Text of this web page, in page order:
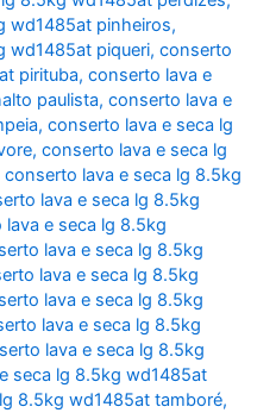
wd1485at pinheiros,
wd1485at piqueri,conserto
pirituba,conserto lava e
paulista,conserto lava e
,conserto lava e seca lg
,conserto lava e seca lg
conserto lava e seca lg 8.5kg
lava e seca lg 8.5kg
lava e seca lg 8.5kg
lava e seca lg 8.5kg
lava e seca lg 8.5kg
lava e seca lg 8.5kg
lava e seca lg 8.5kg
lava e seca lg 8.5kg
seca lg 8.5kg wd1485at
8.5kg wd1485at tamboré,